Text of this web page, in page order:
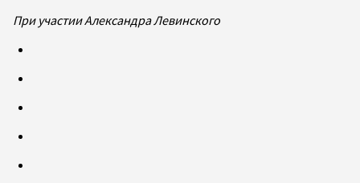
При участии Александра Левинского